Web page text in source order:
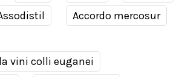
Accordo mercosur
vini colli euganei